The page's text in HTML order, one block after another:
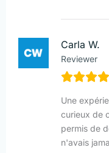
Carla W.
Reviewer
Une
curieux de
permis de
n'avais